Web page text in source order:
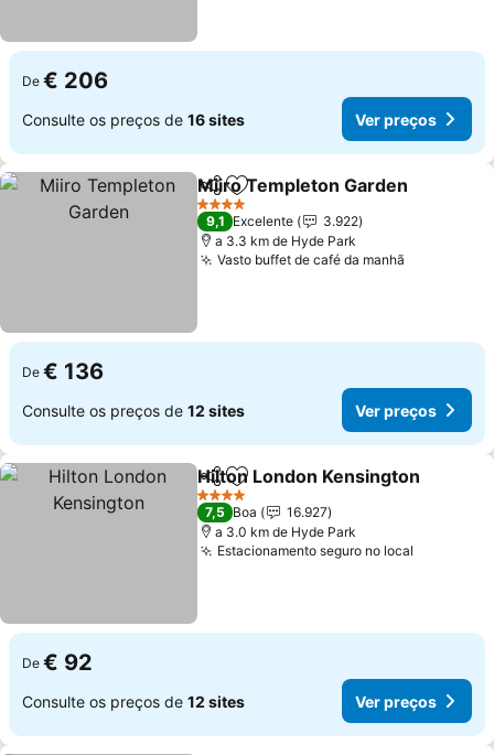
De € 206
Consulte os preços de 16 sites Ver preços
PartilharAdicionar aos favoritos
Miiro Templeton Garden
4 Estrelas
9,1 Excelente
3.922
a 3.3 km de Hyde Park
Vasto buffet de café da manhã
De € 136
Consulte os preços de 12 sites Ver preços
PartilharAdicionar aos favoritos
Hilton London Kensington
4 Estrelas
7,5 Boa
16.927
a 3.0 km de Hyde Park
Estacionamento seguro no local
De € 92
Consulte os preços de 12 sites Ver preços